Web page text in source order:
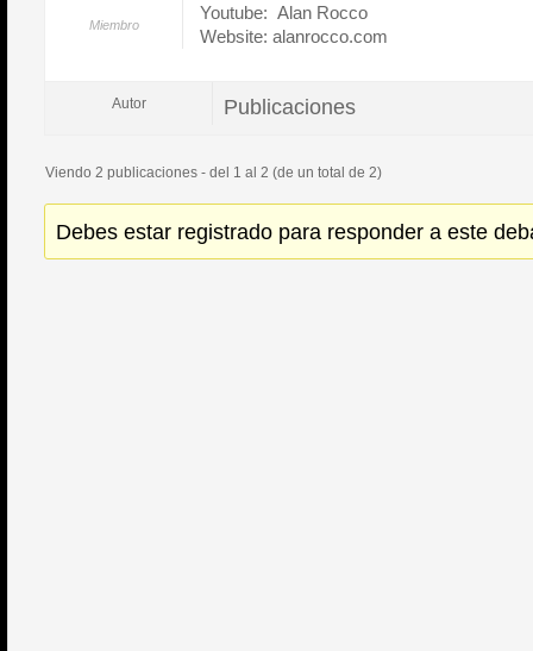
Miembro
Youtube: Alan Rocco
Website: alanrocco.com
Autor Publicaciones
Viendo 2 publicaciones - del 1 al 2 (de un total de 2)
Debes estar registrado para responder a este